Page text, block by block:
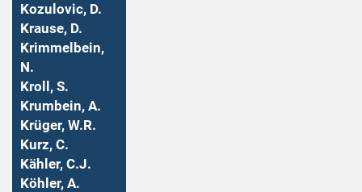
Kozulovic, D.
Krause, D.
Krimmelbein,
N.
Kroll, S.
Krumbein, A.
Krüger, W.R.
Kurz, C.
Kähler, C.J.
Köhler, A.